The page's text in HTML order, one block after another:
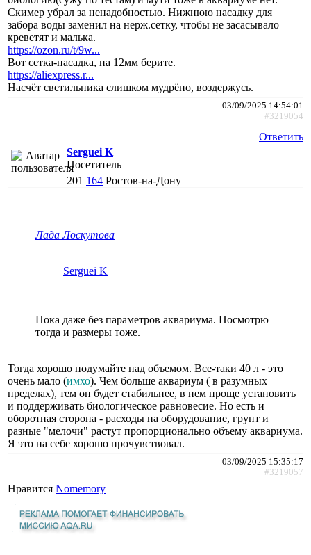
Скимер убрал за ненадобностью. Нижнюю насадку для
забора воды заменил на нерж.сетку, чтобы не засасывало
креветят и малька.
https://ozon.ru/t/9w...
Вот сетка-насадка, на 12мм берите.
https://aliexpress.r...
Насчëт светильника слишком мудрëно, воздержусь.
03/09/2025 14:54:01
#3219054
Ответить
Serguei K
Посетитель
201 164 Ростов-на-Дону
Лада Лоскутова
Serguei K
Пока даже без параметров аквариума. Посмотрю
тогда и размеры тоже.
Тогда хорошо подумайте над объемом. Все-таки 40 л - это
очень мало (имхо). Чем больше аквариум ( в разумных
пределах), тем он будет стабильнее, в нем проще установить
и поддерживать биологическое равновесие. Но есть и
оборотная сторона - расходы на оборудование, грунт и
разные "мелочи" растут пропорционально объему аквариума.
Я это на себе хорошо прочувствовал.
03/09/2025 15:35:17
#3219057
Нравится Nomemory